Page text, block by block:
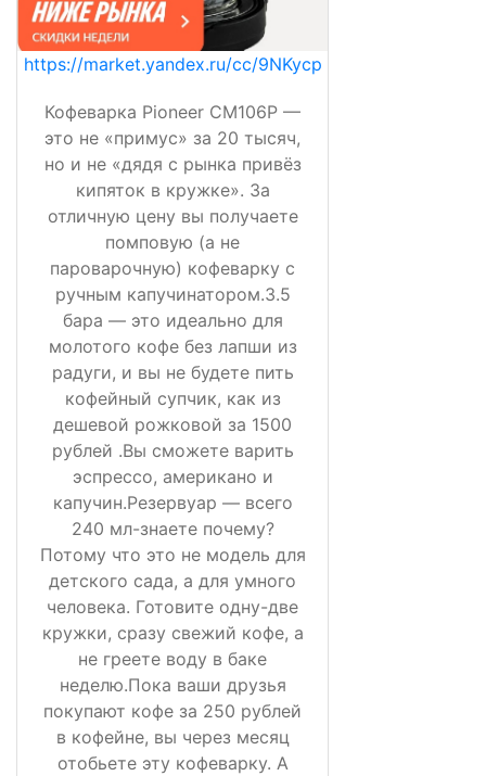
https://market.yandex.ru/cc/9NKycp
Кофеварка Pioneer CM106P —
это не «примус» за 20 тысяч,
но и не «дядя с рынка привёз
кипяток в кружке». За
отличную цену вы получаете
помповую (а не
пароварочную) кофеварку с
ручным капучинатором.3.5
бара — это идеально для
молотого кофе без лапши из
радуги, и вы не будете пить
кофейный супчик, как из
дешевой рожковой за 1500
рублей .Вы сможете варить
эспрессо, американо и
капучин.Резервуар — всего
240 мл-знаете почему?
Потому что это не модель для
детского сада, а для умного
человека. Готовите одну-две
кружки, сразу свежий кофе, а
не греете воду в баке
неделю.Пока ваши друзья
покупают кофе за 250 рублей
в кофейне, вы через месяц
отобьете эту кофеварку. А